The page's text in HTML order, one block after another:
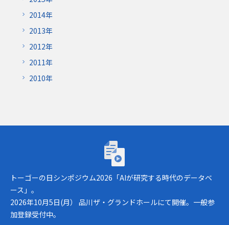
2014年
2013年
2012年
2011年
2010年
トーゴーの日シンポジウム2026「AIが研究
トーゴーの日シンポジウム2026「AIが研究する時代のデータベ
ース」。
2026年10月5日(月） 品川ザ・グランドホールにて開催。一般参
加登録受付中。